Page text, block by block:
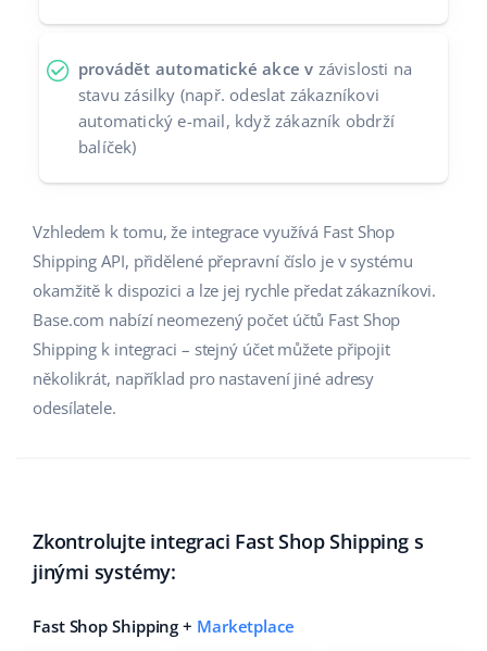
provádět automatické akce v závislosti na
stavu zásilky (např. odeslat zákazníkovi
automatický e-mail, když zákazník obdrží
balíček)
Vzhledem k tomu, že integrace využívá Fast Shop
Shipping API, přidělené přepravní číslo je v systému
okamžitě k dispozici a lze jej rychle předat zákazníkovi.
Base.com nabízí neomezený počet účtů Fast Shop
Shipping k integraci – stejný účet můžete připojit
několikrát, například pro nastavení jiné adresy
odesílatele.
Zkontrolujte integraci Fast Shop Shipping s
jinými systémy:
Fast Shop Shipping + Marketplace